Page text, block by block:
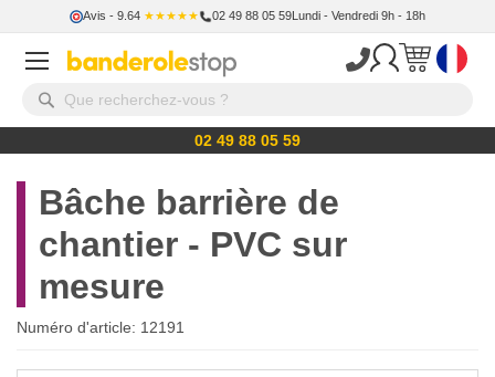
Avis - 9.64 ★★★★★ 02 49 88 05 59Lundi - Vendredi 9h - 18h
02 49 88 05 59
Bâche barrière de
chantier - PVC sur
mesure
Numéro d'article: 12191